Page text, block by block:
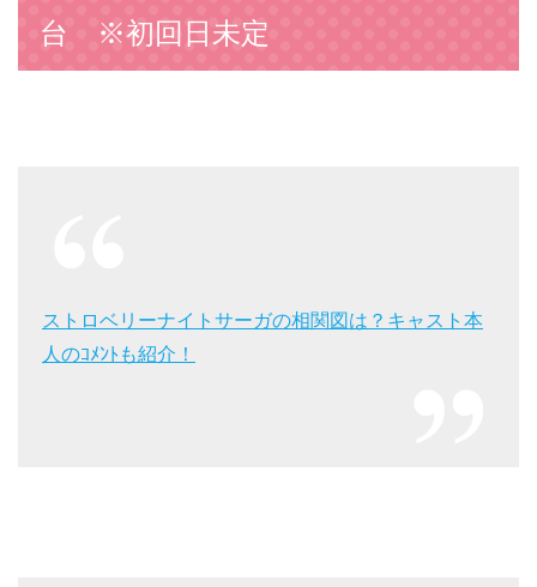
台 ※初回日未定
ストロベリーナイトサーガの相関図は？キャスト本
人のｺﾒﾝﾄも紹介！